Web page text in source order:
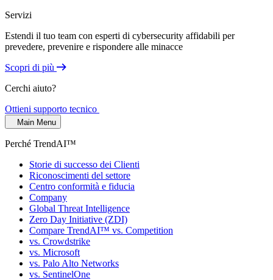
Servizi
Estendi il tuo team con esperti di cybersecurity affidabili per
prevedere, prevenire e rispondere alle minacce
Scopri di più
Cerchi aiuto?
Ottieni supporto tecnico
Main Menu
Perché TrendAI™
Storie di successo dei Clienti
Riconoscimenti del settore
Centro conformità e fiducia
Company
Global Threat Intelligence
Zero Day Initiative (ZDI)
Compare TrendAI™ vs. Competition
vs. Crowdstrike
vs. Microsoft
vs. Palo Alto Networks
vs. SentinelOne